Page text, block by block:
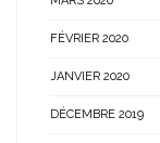
FÉVRIER 2020
JANVIER 2020
DÉCEMBRE 2019